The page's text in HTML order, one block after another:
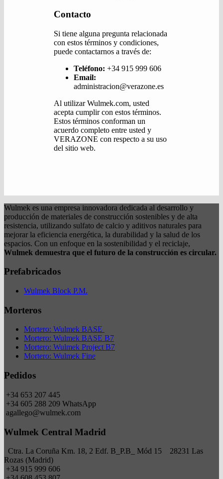
Contacto
Si tiene alguna pregunta relacionada
con estos términos y condiciones,
puede contactarnos a través de:
Teléfono: +34 915 999 606
Email:
administracion@verazone.es
Al utilizar Wulmek.com, usted
acepta cumplir con estos términos.
Estos términos conforman un
acuerdo completo entre usted y
VERAZONE con respecto a su uso
del sitio web.
Wulmek es una empresa innovadora dedicada al desarrollo y
producción de materiales de construcción sostenibles y de alta
resistencia, utilizando sulfato de calcio y aditivos naturales para
mejorar la eficiencia energética, la durabilidad y la salud de los
espacios. Con un enfoque en la sostenibilidad y el reciclaje,
Wulmek demuestra que el futuro de la construcción es circular.
Prefabricados
Wulmek Block P.M.
Morteros
Mortero: Wulmek BASE
Mortero: Wulmek BASE B7
Mortero: Wulmek Project B7
Mortero: Wulmek Fine
Pedidos
+34 653 207 445
+34 605 288 209 WhatsApp
agallego@wulmek.com
Wulmek Central Madrid
Ctra. La Coruña Km. 18, 2 Edf. B_P.B_ Mód 15 28231 Las
Rozas (Madrid)
+34 915 999 606